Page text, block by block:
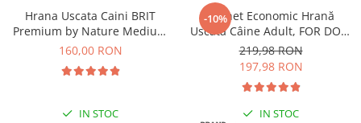
Umedă
Recompense Pisici
Cremoase
Hrana Uscata Caini BRIT
Premium by Nature Medium
Adult 15kg
160,00 RON
IN STOC
-10%
Pachet Economic Hrană
Uscată Câine Adult, FOR DOG,
Talie Mică, Pasăre, 10kg
219,98 RON
197,98 RON
IN STOC